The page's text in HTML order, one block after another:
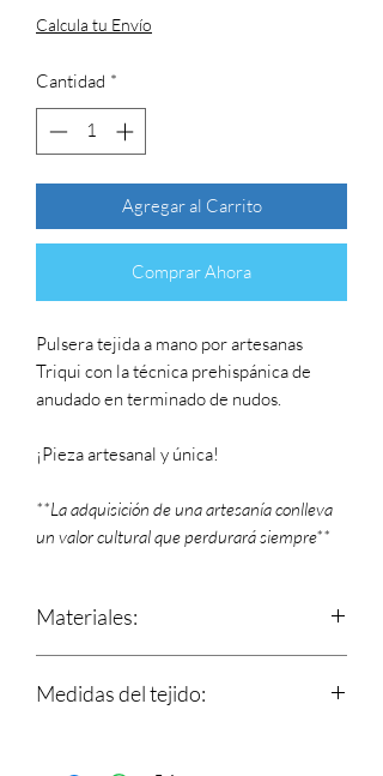
Calcula tu Envío
Cantidad *
Agregar al Carrito
Comprar Ahora
Pulsera tejida a mano por artesanas
Triqui con la técnica prehispánica de
anudado en terminado de nudos.
¡Pieza artesanal y única!
**La adquisición de una artesanía conlleva
un valor cultural que perdurará siempre**
Materiales:
corredizo que se ajusta a tu muñeca.
Medidas del tejido:
Ancho: 1 cm